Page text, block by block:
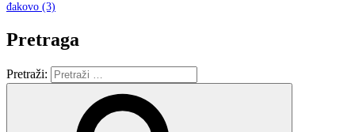
đakovo (3)
Pretraga
Pretraži: